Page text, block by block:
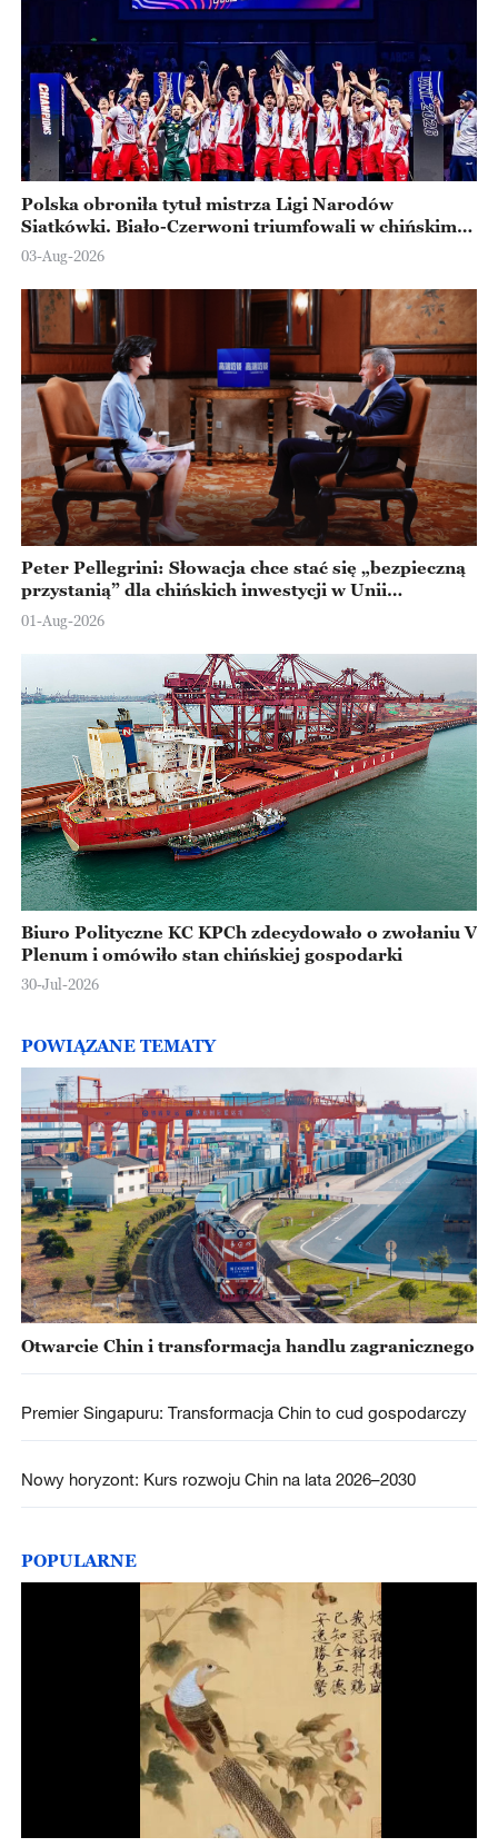
Polska obroniła tytuł mistrza Ligi Narodów
Siatkówki. Biało-Czerwoni triumfowali w chińskim
Ningbo
03-Aug-2026
Peter Pellegrini: Słowacja chce stać się „bezpieczną
przystanią” dla chińskich inwestycji w Unii
Europejskiej
01-Aug-2026
Biuro Polityczne KC KPCh zdecydowało o zwołaniu V
Plenum i omówiło stan chińskiej gospodarki
30-Jul-2026
POWIĄZANE TEMATY
Otwarcie Chin i transformacja handlu zagranicznego
Premier Singapuru: Transformacja Chin to cud gospodarczy
Nowy horyzont: Kurs rozwoju Chin na lata 2026–2030
POPULARNE